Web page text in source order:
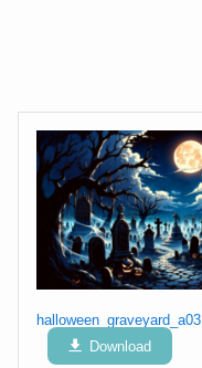
halloween_graveyard_a03
Download